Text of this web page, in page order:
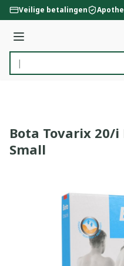
Ga naar de inhoud
Veilige betalingen
Menu
Product, merk,
Bota Tovarix 20/
Small